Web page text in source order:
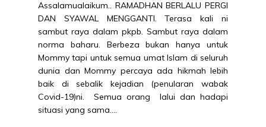
Assalamualaikum.. RAMADHAN BERLALU PERGI
DAN SYAWAL MENGGANTI. Terasa kali ni
sambut raya dalam pkpb. Sambut raya dalam
norma baharu. Berbeza bukan hanya untuk
Mommy tapi untuk semua umat Islam di seluruh
dunia dan Mommy percaya ada hikmah lebih
baik di sebalik kejadian (penularan wabak
Covid-19)ni. Semua orang lalui dan hadapi
situasi yang sama....